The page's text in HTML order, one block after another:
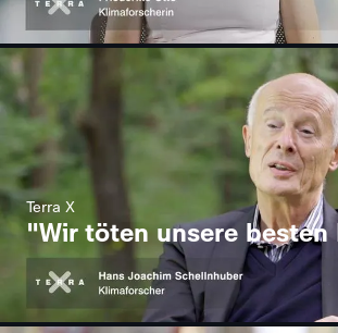
Terra X
"Wir töten unsere besten